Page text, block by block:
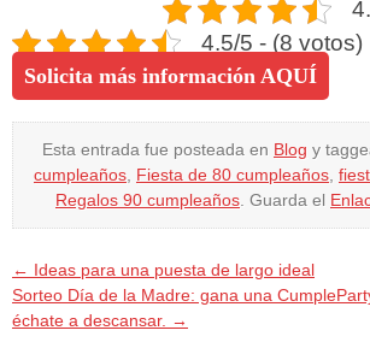
4.5/5 - (8 votos)
Solicita más información AQUÍ
Esta entrada fue posteada en Blog y
cumpleaños Fiesta de 80 cumpleaños
Regalos 90 cumpleaños . Guarda el
← Ideas para una puesta de largo ideal
Sorteo Día de la Madre: gana una
échate a descansar. →